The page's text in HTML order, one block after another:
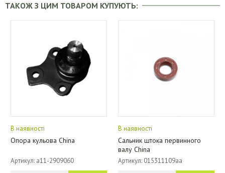
ТАКОЖ З ЦИМ ТОВАРОМ КУПУЮТЬ:
В наявності
Опора кульова China
Артикул: a11-2909060
В наявності
Сальник штока первинного
валу China
Артикул: 015311109aa